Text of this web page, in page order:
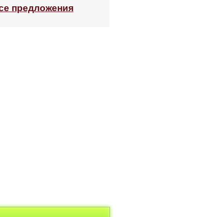
предложения